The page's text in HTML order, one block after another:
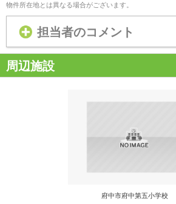
物件所在地とは異なる場合がございます。
担当者のコメント
周辺施設
府中市府中第五小学校